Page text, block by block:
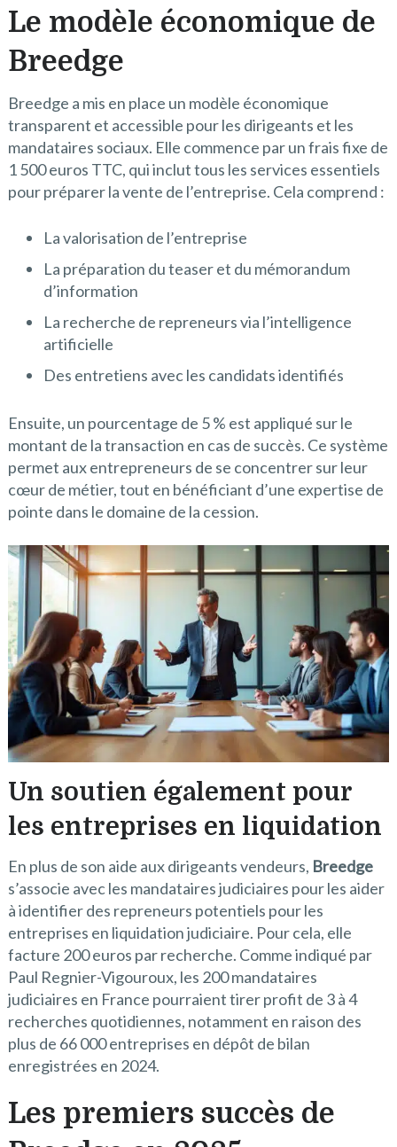
Le modèle économique de
Breedge
Breedge a mis en place un modèle économique
transparent et accessible pour les dirigeants et les
mandataires sociaux. Elle commence par un frais fixe de
1 500 euros TTC, qui inclut tous les services essentiels
pour préparer la vente de l’entreprise. Cela comprend :
La valorisation de l’entreprise
La préparation du teaser et du mémorandum
d’information
La recherche de repreneurs via l’intelligence
artificielle
Des entretiens avec les candidats identifiés
Ensuite, un pourcentage de 5 % est appliqué sur le
montant de la transaction en cas de succès. Ce système
permet aux entrepreneurs de se concentrer sur leur
cœur de métier, tout en bénéficiant d’une expertise de
pointe dans le domaine de la cession.
Un soutien également pour
les entreprises en liquidation
En plus de son aide aux dirigeants vendeurs, Breedge
s’associe avec les mandataires judiciaires pour les aider
à identifier des repreneurs potentiels pour les
entreprises en liquidation judiciaire. Pour cela, elle
facture 200 euros par recherche. Comme indiqué par
Paul Regnier-Vigouroux, les 200 mandataires
judiciaires en France pourraient tirer profit de 3 à 4
recherches quotidiennes, notamment en raison des
plus de 66 000 entreprises en dépôt de bilan
enregistrées en 2024.
Les premiers succès de